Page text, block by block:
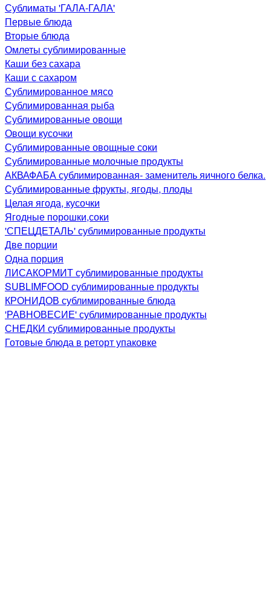
Сублиматы 'ГАЛА-ГАЛА'
Первые блюда
Вторые блюда
Омлеты сублимированные
Каши без сахара
Каши с сахаром
Сублимированное мясо
Сублимированная рыба
Сублимированные овощи
Овощи кусочки
Сублимированные овощные соки
Сублимированные молочные продукты
АКВАФАБА сублимированная- заменитель яичного белка.
Сублимированные фрукты, ягоды, плоды
Целая ягода, кусочки
Ягодные порошки,соки
'СПЕЦДЕТАЛЬ' сублимированные продукты
Две порции
Одна порция
ЛИСАКОРМИТ сублимированные продукты
SUBLIMFOOD сублимированные продукты
КРОНИДОВ сублимированные блюда
'РАВНОВЕСИЕ' сублимированные продукты
СНЕДКИ сублимированные продукты
Готовые блюда в реторт упаковке